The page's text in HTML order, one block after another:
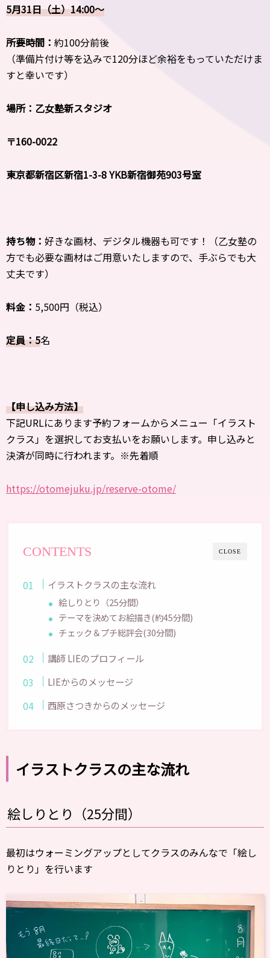
5月31日（土）14:00〜
所要時間： 約100分前後
（準備片付け等を込みで120分ほど余裕をもっていただけま
すと幸いです）
場所：乙女塾新スタジオ
〒160-0022
東京都新宿区新宿1-3-8 YKB新宿御苑903号室
持ち物： 好きな画材、デジタル機器も可です！（乙女塾の
方でも必要な画材はご用意いたしますので、手ぶらでも大
丈夫です）
料金： 5,500円（税込）
定員：5名
【申し込み方法】
下記URLにあります予約フォームからメニュー「イラスト
クラス」を選択してお支払いをお願いします。申し込みと
決済が同時に行われます。※先着順
https://otomejuku.jp/reserve-otome/
CLOSE
CONTENTS
イラストクラスの主な流れ
絵しりとり（25分間）
テーマを決めてお絵描き(約45分間)
チェック＆プチ総評会(30分間)
講師 LIEのプロフィール
LIEからのメッセージ
西原さつきからのメッセージ
イラストクラスの主な流れ
絵しりとり（25分間）
最初はウォーミングアップとしてクラスのみんなで「絵し
りとり」を行います